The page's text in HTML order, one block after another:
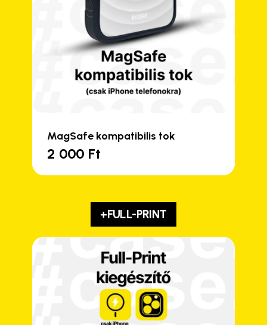
MagSafe kompatibilis tok
2 000 Ft
+FULL-PRINT